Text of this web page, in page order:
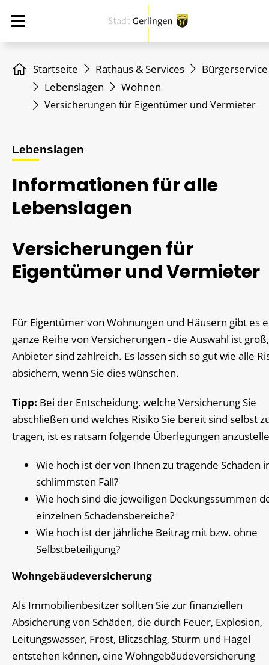
Startseite Rathaus & Services
Bürgerservice
Lebenslagen
Wohnen
Versicherungen für Eigentümer und Vermieter
Lebenslagen
Informationen für alle
Lebenslagen
Versicherungen für
Eigentümer und Vermieter
Für Eigentümer von Wohnungen und Häusern gibt es
ganze Reihe von Versicherungen - die Auswahl ist
Anbieter sind zahlreich. Es lassen sich so gut wie alle
absichern, wenn Sie dies wünschen.
Tipp: Bei der Entscheidung, welche Versicherung Sie
abschließen und welches Risiko Sie bereit sind selbst
tragen, ist es ratsam folgende Überlegungen
Wie hoch ist der von Ihnen zu tragende Schaden
schlimmsten Fall?
Wie hoch sind die jeweiligen Deckungssummen
einzelnen Schadensbereiche?
Wie hoch ist der jährliche Beitrag mit bzw. ohne
Selbstbeteiligung?
Wohngebäudeversicherung
Als Immobilienbesitzer sollten Sie zur finanziellen
Absicherung von Schäden, die durch Feuer, Explosion,
Leitungswasser, Frost, Blitzschlag, Sturm und Hagel
entstehen können, eine Wohngebäudeversicherung